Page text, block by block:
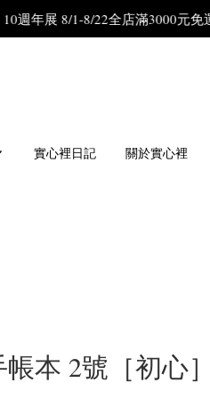
展 8/1-8/22全店滿3000元免運費歡
實心裡日記 關於實心裡
本 2號［初心］